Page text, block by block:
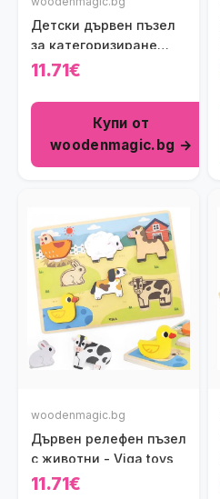
Детски дървен пъзел
за категоризиране
Viga toys
11.71€
Купи от
woodenmagic.bg →
woodenmagic.bg
Дървен релефен пъзел
с животни - Viga toys
11.71€